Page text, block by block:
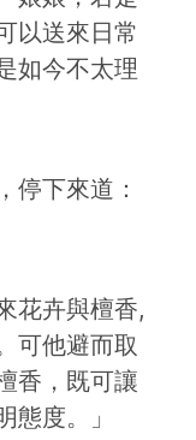
以送來日常
如今不太理
停下來道：
花卉與檀香,
可他避而取
香，既可讓
態度。」